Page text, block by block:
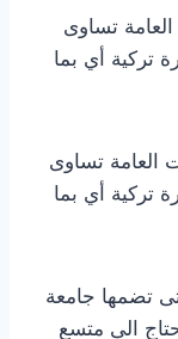
تساوى
رجب طيب أردوغان 940 ليرة تركية أي بما
العامة تساوى
رجب طيب أردوغان 940 ليرة تركية أي بما
تضمها جامعة
الى متسع